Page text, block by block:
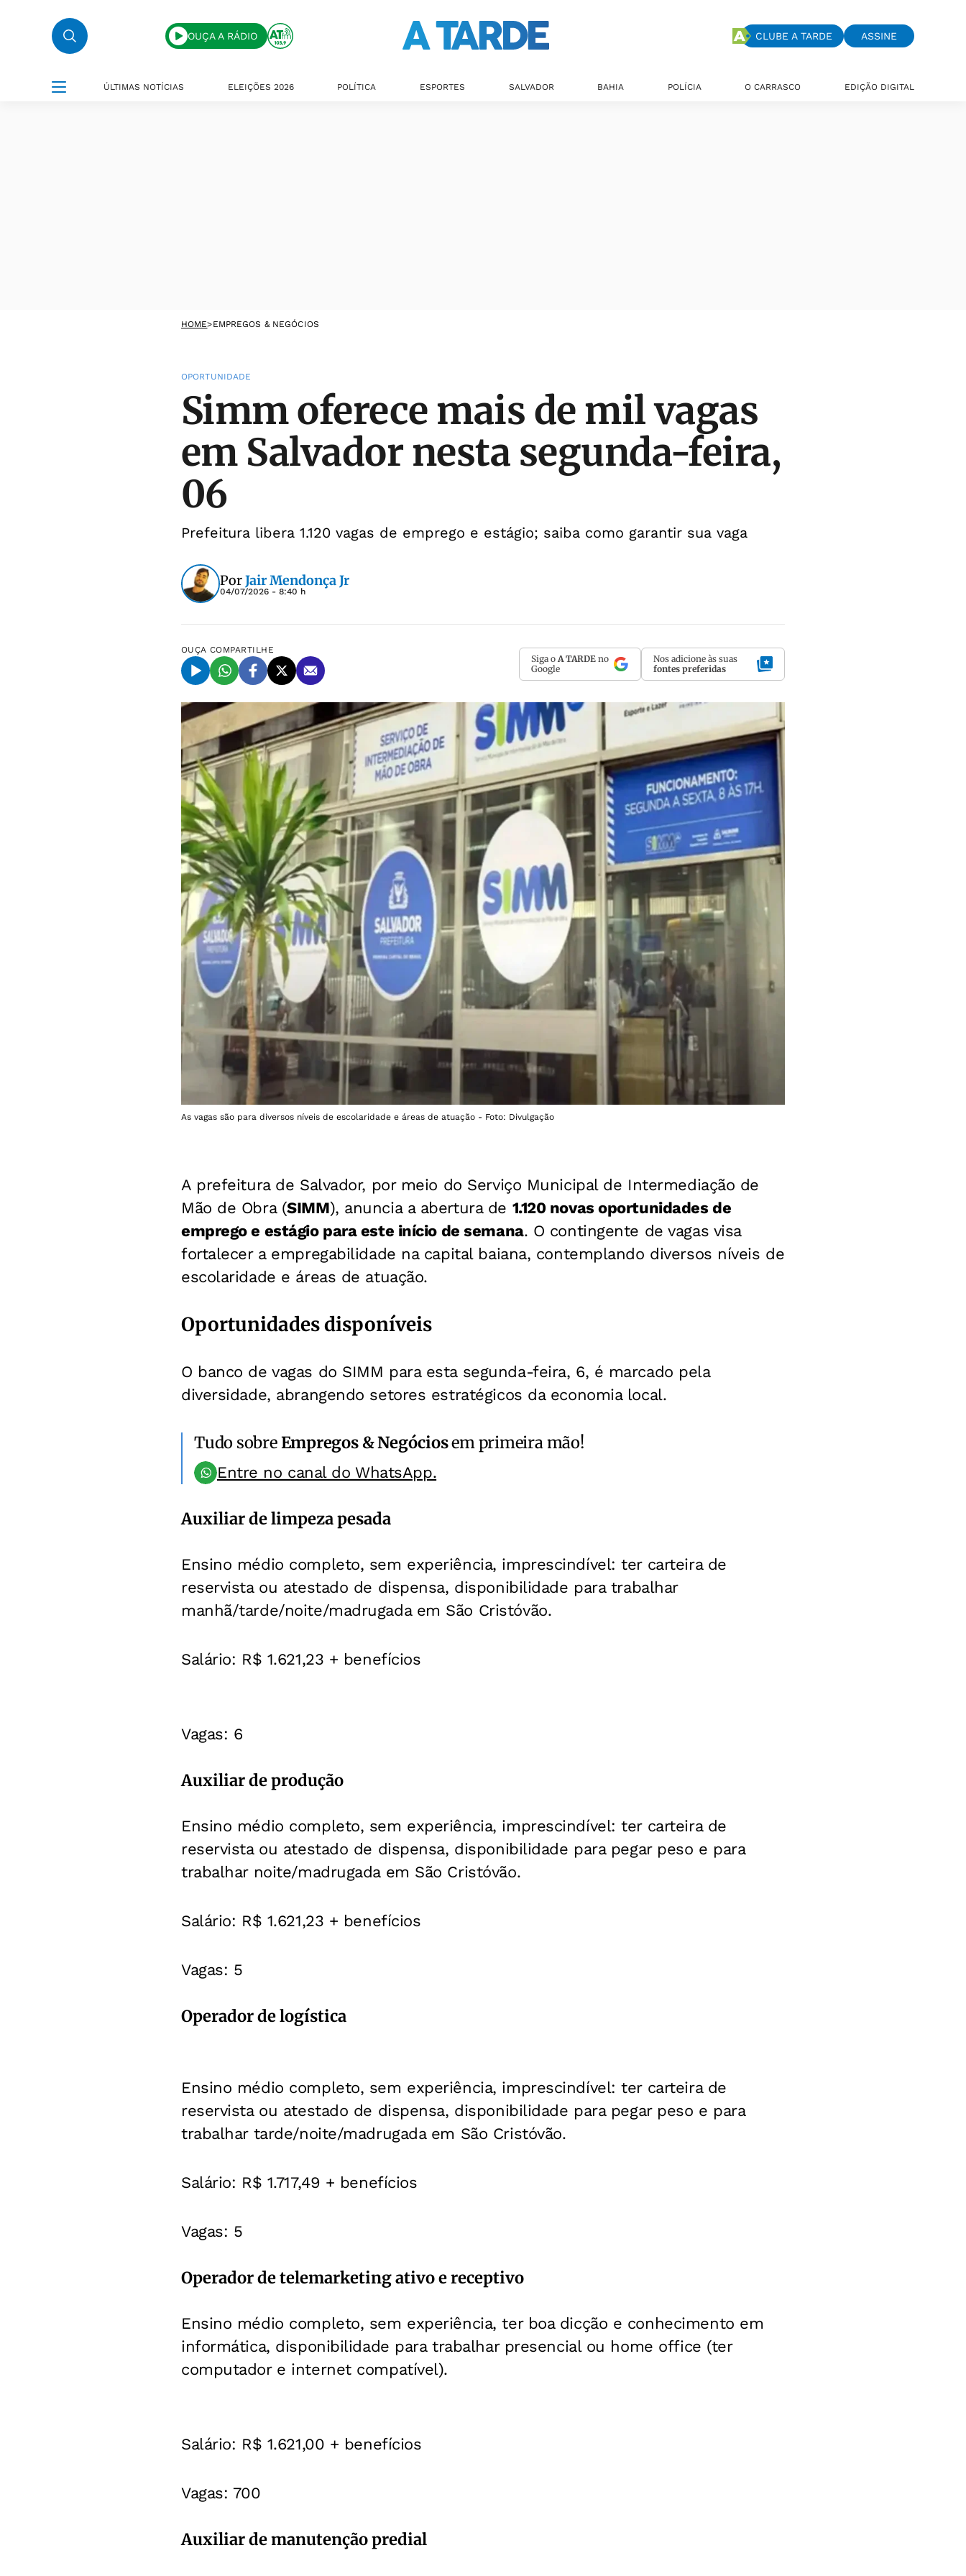
OUÇA A RÁDIO CLUBE A TARDE ASSINE
ÚLTIMAS NOTÍCIAS ELEIÇÕES 2026 POLÍTICA ESPORTES SALVADOR BAHIA POLÍCIA O CARRASCO EDIÇÃO DIGITAL
HOME>EMPREGOS & NEGÓCIOS
OPORTUNIDADE
Simm oferece mais de mil vagas
em Salvador nesta segunda-feira,
06
Prefeitura libera 1.120 vagas de emprego e estágio; saiba como garantir sua vaga
PorJair Mendonça Jr
04/07/2026 - 8:40 h
OUÇA COMPARTILHE
Siga o A TARDE no
Google
Nos adicione às suas
fontes preferidas
As vagas são para diversos níveis de escolaridade e áreas de atuação - Foto: Divulgação
A prefeitura de Salvador, por meio do Serviço Municipal de Intermediação de
Mão de Obra (SIMM), anuncia a abertura de 1.120 novas oportunidades de
emprego e estágio para este início de semana. O contingente de vagas visa
fortalecer a empregabilidade na capital baiana, contemplando diversos níveis de
escolaridade e áreas de atuação.
Oportunidades disponíveis
O banco de vagas do SIMM para esta segunda-feira, 6, é marcado pela
diversidade, abrangendo setores estratégicos da economia local.
Tudo sobreEmpregos & Negóciosem primeira mão!
Entre no canal do WhatsApp.
Auxiliar de limpeza pesada
Ensino médio completo, sem experiência, imprescindível: ter carteira de
reservista ou atestado de dispensa, disponibilidade para trabalhar
manhã/tarde/noite/madrugada em São Cristóvão.
Salário: R$ 1.621,23 + benefícios
Vagas: 6
Auxiliar de produção
Ensino médio completo, sem experiência, imprescindível: ter carteira de
reservista ou atestado de dispensa, disponibilidade para pegar peso e para
trabalhar noite/madrugada em São Cristóvão.
Salário: R$ 1.621,23 + benefícios
Vagas: 5
Operador de logística
Ensino médio completo, sem experiência, imprescindível: ter carteira de
reservista ou atestado de dispensa, disponibilidade para pegar peso e para
trabalhar tarde/noite/madrugada em São Cristóvão.
Salário: R$ 1.717,49 + benefícios
Vagas: 5
Operador de telemarketing ativo e receptivo
Ensino médio completo, sem experiência, ter boa dicção e conhecimento em
informática, disponibilidade para trabalhar presencial ou home office (ter
computador e internet compatível).
Salário: R$ 1.621,00 + benefícios
Vagas: 700
Auxiliar de manutenção predial